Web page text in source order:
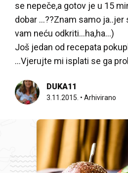
se nepeče,a gotov je u 15
dobar ...??Znam samo
vam neću odkriti...ha,ha...)
Još jedan od recepata
...Vjerujte mi isplati se ga
DUKA11
3.11.2015. • Arhivirano